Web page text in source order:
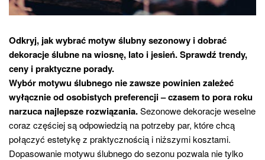
Odkryj, jak wybrać motyw ślubny sezonowy i dobrać
dekoracje ślubne na wiosnę, lato i jesień. Sprawdź trendy,
ceny i praktyczne porady.
Wybór motywu ślubnego nie zawsze powinien zależeć
wyłącznie od osobistych preferencji – czasem to pora roku
narzuca najlepsze rozwiązania.Sezonowe dekoracje weselne
coraz częściej są odpowiedzią na potrzeby par, które chcą
połączyć estetykę z praktycznością i niższymi kosztami.
Dopasowanie motywu ślubnego do sezonu pozwala nie tylko